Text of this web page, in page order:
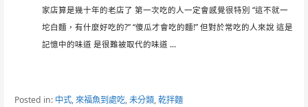
家店算是幾十年的老店了 第一次吃的人一定會感覺很特別 “這不就一
坨白麵，有什麼好吃的?” “傻瓜才會吃的麵!” 但對於常吃的人來說 這是
記憶中的味道 是很難被取代的味道 ...
Posted in: 中式,來福魚到處吃,未分類,乾拌麵